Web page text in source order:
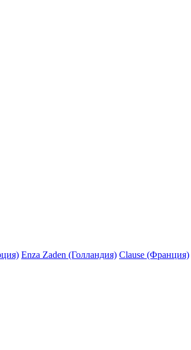
Enza Zaden (Голландия) Clause (Франция)